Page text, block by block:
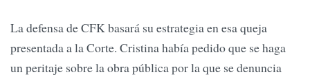
La defensa de CFK basará su estrategia en esa queja
presentada a la Corte. Cristina había pedido que se haga
un peritaje sobre la obra pública por la que se denuncia